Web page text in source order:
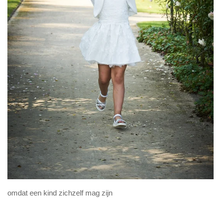
omdat een kind zichzelf mag zijn